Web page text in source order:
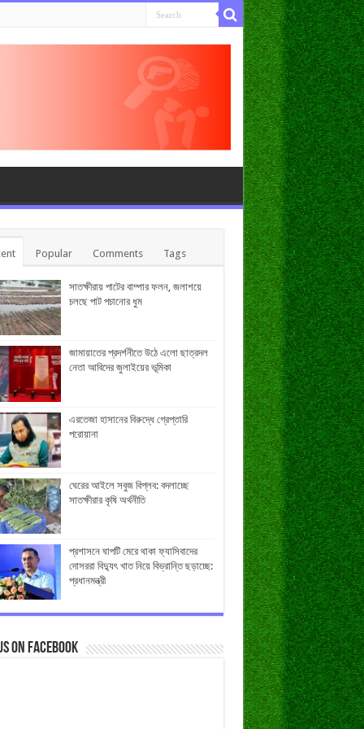
Popular Comments Tags
সাতক্ষীরায় পাটের বাম্পার ফলন, জলাশয়ে
চলছে পাট পচানোর ধুম
জামায়াতের প্রদর্শনীতে উঠে এলো ছাত্রদল
নেতা আবিদের জুলাইয়ের ভূমিকা
এরতেজা হাসানের বিরুদ্ধে গ্রেপ্তারি
পরোয়ানা
ঘেরের আইলে সবুজ বিপ্লব: বদলাচ্ছে
সাতক্ষীরার কৃষি অর্থনীতি
প্রশাসনে ঘাপটি মেরে থাকা ফ্যাসিবাদের
দোসররা বিদ্যুৎ খাত নিয়ে বিভ্রান্তি ছড়াচ্ছে:
প্রধানমন্ত্রী
on Facebook